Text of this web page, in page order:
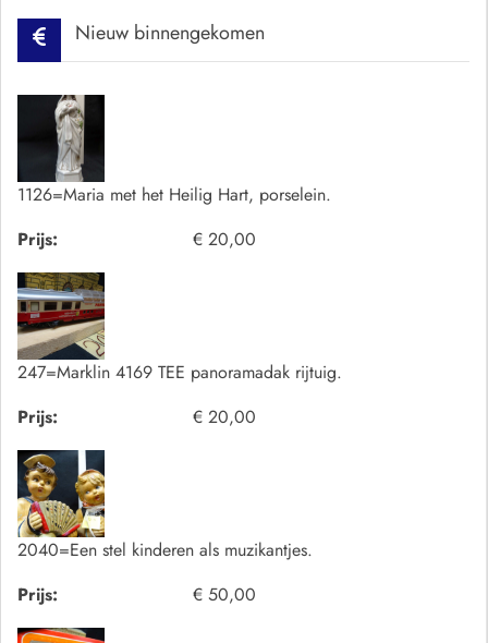
Nieuw binnengekomen
1126=Maria met het Heilig Hart, porselein.
Prijs:
€ 20,00
247=Marklin 4169 TEE panoramadak rijtuig.
Prijs:
€ 20,00
2040=Een stel kinderen als muzikantjes.
Prijs:
€ 50,00